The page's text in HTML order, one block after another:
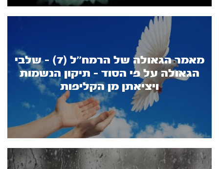
מאמר הגאולה של הרמח’’ל (7) - שלבי
הגאולה על פי הסוד - תיקון הנשמות
ויציאתן מן הקליפות